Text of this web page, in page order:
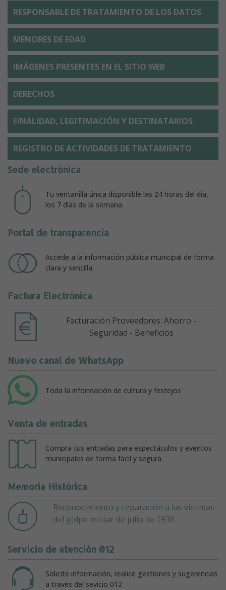
RESPONSABLE DE TRATAMIENTO DE LOS DATOS
MENORES DE EDAD
IMÁGENES PRESENTES EN EL SITIO WEB
DERECHOS
FINALIDAD, LEGITIMACIÓN Y DESTINATARIOS
REGISTRO DE ACTIVIDADES DE TRATAMIENTO
Sede electrónica
Tu ventanilla única disponible las 24 horas del día,
los 7 días de la semana.
Portal de transparencia
Accede a la información pública municipal de forma
clara y sencilla.
Factura Electrónica
Facturación Proveedores: Ahorro -
Seguridad - Beneficios
Nuevo canal de WhatsApp
Toda la información de cultura y festejos
Venta de entradas
Compra tus entradas para espectáculos y eventos
municipales de forma fácil y segura.
Memoria Histórica
Reconocimiento y reparación a las victimas
del golpe militar de julio de 1936
Servicio de atención 012
Solicite información, realice gestiones y sugerencias
a través del sevicio 012